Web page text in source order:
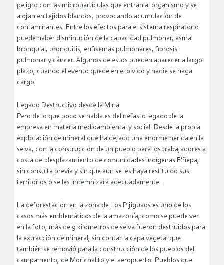
peligro con las micropartículas que entran al organismo y se
alojan en tejidos blandos, provocando acumulación de
contaminantes. Entre los efectos para el sistema respiratorio
puede haber disminución de la capacidad pulmonar, asma
bronquial, bronquitis, enfisemas pulmonares, fibrosis
pulmonar y cáncer. Algunos de estos pueden aparecer a largo
plazo, cuando el evento quede en el olvido y nadie se haga
cargo.
Legado Destructivo desde la Mina
Pero de lo que poco se habla es del nefasto legado de la
empresa en materia medioambiental y social. Desde la propia
explotación de mineral que ha dejado una enorme herida en la
selva, con la construcción de un pueblo para los trabajadores a
costa del desplazamiento de comunidades indígenas E’ñepa,
sin consulta previa y sin que aún se les haya restituido sus
territorios o se les indemnizara adecuadamente.
La deforestación en la zona de Los Pijiguaos es uno de los
casos más emblemáticos de la amazonía, como se puede ver
en la foto, más de 9 kilómetros de selva fueron destruidos para
la extracción de mineral, sin contar la capa vegetal que
también se removió para la construcción de los pueblos del
campamento, de Morichalito y el aeropuerto. Pueblos que